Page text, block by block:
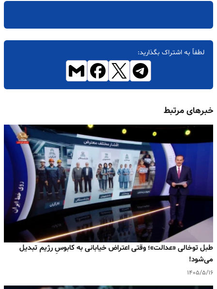
لطفاً به اشتراک بگذارید:
خبرهای مرتبط
طبل توخالی «عدالت»؛ وقتی اعتراض خیابانی به کابوسِ رژیم تبدیل
می‌شود!
۱۴۰۵/۵/۱۶